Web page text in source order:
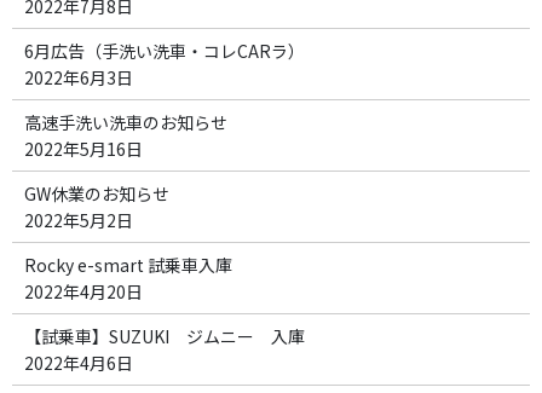
2022年7月8日
6月広告（手洗い洗車・コレCARラ）
2022年6月3日
高速手洗い洗車のお知らせ
2022年5月16日
GW休業のお知らせ
2022年5月2日
Rocky e-smart 試乗車入庫
2022年4月20日
【試乗車】SUZUKI ジムニー 入庫
2022年4月6日